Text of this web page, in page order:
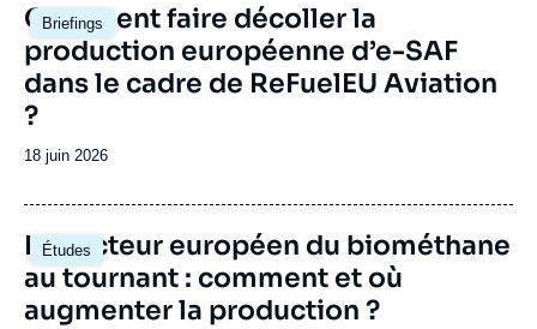
Briefings
Image
principale
Comment faire décoller la
production européenne d’e-SAF
dans le cadre de ReFuelEU Aviation
?
Date
publication
18 juin 2026
Études
Image
principale
Le secteur européen du biométhane
au tournant : comment et où
augmenter la production ?